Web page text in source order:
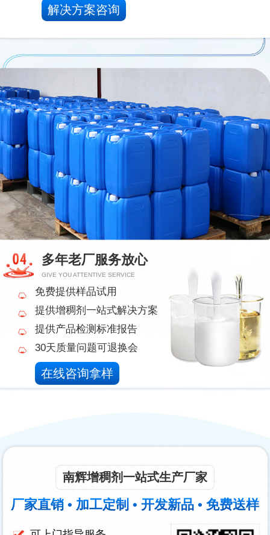
解决方案咨询
多年老厂服务放心
GIVE YOU ATTENTIVE SERVICE
免费提供样品试用
提供增稠剂一站式解决方案
提供产品检测标准报告
30天质量问题可退换会
在线咨询拿样
南辉增稠剂一站式生产厂家
厂家直销 • 加工定制 • 开发新品 • 免费送样